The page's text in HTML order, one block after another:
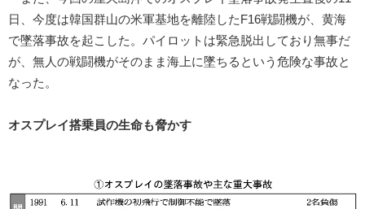
日、今度は韓国群山の米軍基地を離陸したF16戦闘機が、黄海
で墜落事故を起こした。パイロットは緊急脱出しており無事だ
が、無人の戦闘機がそのまま海上に墜ちるという危険な事故と
なった。
オスプレイ搭乗員の生命も脅かす